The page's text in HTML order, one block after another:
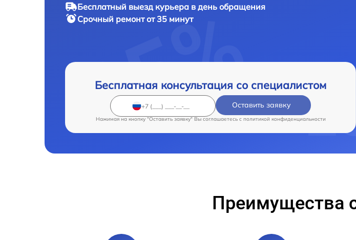
Бесплатный выезд курьера в день обращения
Срочный ремонтот 35 минут
Бесплатная консультация со специалистом
Оставить заявку
Нажимая на кнопку "Оставить заявку" Вы соглашаетесь c политикой конфиденциальности
Преимущества